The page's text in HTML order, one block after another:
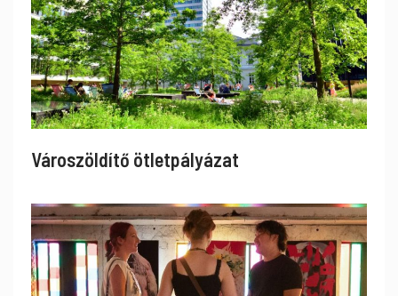
Városzöldítő ötletpályázat